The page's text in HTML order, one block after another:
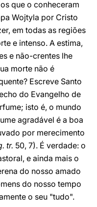
que o conheceram
Wojtyla por Cristo
em todas as regiões
e intenso. A estima,
e não-crentes lhe
morte não é
Escreve Santo
do Evangelho de
isto é, o mundo
agradável é a boa
por merecimento
tr. 50, 7). É verdade: o
e ainda mais o
do nosso amado
do nosso tempo
o seu "tudo".